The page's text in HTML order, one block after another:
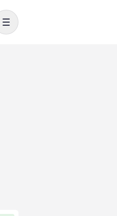
Toggle navigation